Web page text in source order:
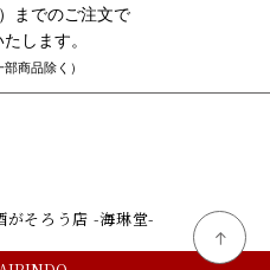
までのご注文で
します。
部商品除く）
がそろう店 -海琳堂-